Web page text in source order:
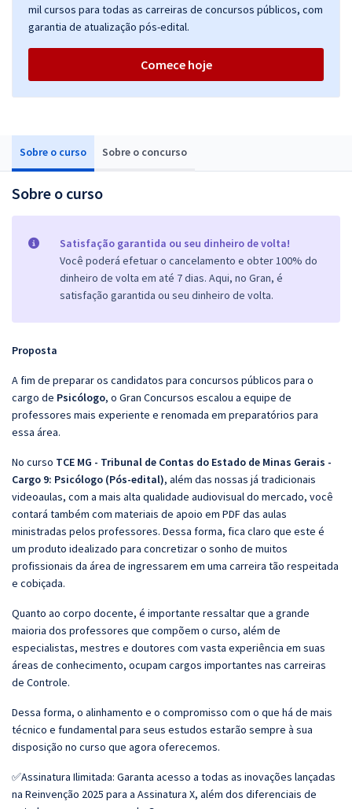
Sobre o curso Sobre o concurso
Sobre o curso
Satisfação garantida ou seu dinheiro de volta!
Você poderá efetuar o cancelamento e obter 100% do
dinheiro de volta em até 7 dias. Aqui, no Gran, é
satisfação garantida ou seu dinheiro de volta.
Proposta
A fim de preparar os candidatos para concursos públicos para o
cargo de Psicólogo, o Gran Concursos escalou a equipe de
professores mais experiente e renomada em preparatórios para
essa área.
No curso TCE MG - Tribunal de Contas do Estado de Minas Gerais -
Cargo 9: Psicólogo (Pós-edital), além das nossas já tradicionais
videoaulas, com a mais alta qualidade audiovisual do mercado, você
contará também com materiais de apoio em PDF das aulas
ministradas pelos professores. Dessa forma, fica claro que este é
um produto idealizado para concretizar o sonho de muitos
profissionais da área de ingressarem em uma carreira tão respeitada
e cobiçada.
Quanto ao corpo docente, é importante ressaltar que a grande
maioria dos professores que compõem o curso, além de
especialistas, mestres e doutores com vasta experiência em suas
áreas de conhecimento, ocupam cargos importantes nas carreiras
de Controle.
Dessa forma, o alinhamento e o compromisso com o que há de mais
técnico e fundamental para seus estudos estarão sempre à sua
disposição no curso que agora oferecemos.
✅Assinatura Ilimitada: Garanta acesso a todas as inovações lançadas
na Reinvenção 2025 para a Assinatura X, além dos diferenciais de
mil cursos para todas as carreiras de concursos públicos, com
garantia de atualização pós-edital.
Comece hoje